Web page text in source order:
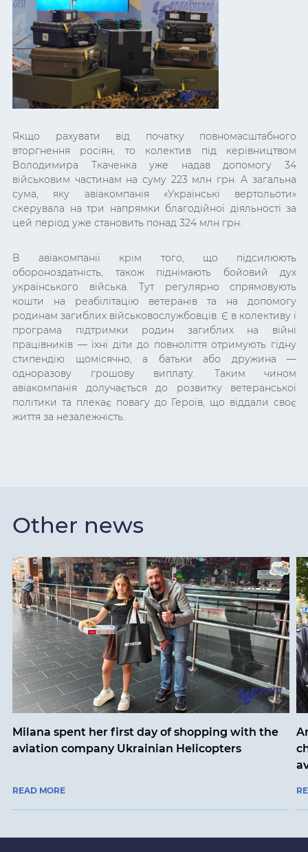
Якщо рахувати від початку повномасштабного
вторгнення росіян, то колектив під керівництвом
Володимира Ткаченка уже надав допомогу 34
військовим частинам на суму 223 млн грн. А загальна
сума, яку авіакомпанія «Українські вертольоти»
скерувала на три напрямки благодійної діяльності за
цей період уже становить понад 324 млн грн.
В авіакомпанії крім того, що підсилюють
обороноздатність, також піднімають бойовий дух
українського війська. Тут регулярно спрямовують
кошти на реабілітацію ветеранів та на допомогу
родинам загиблих військовослужбовців. Є в колективу і
програма підтримки родин загиблих на війні
працівників — їхні діти до повноліття отримують гідну
стипендію щомісячно, а батьки або дружина —
одноразову грошову виплату. Таким чином
авіакомпанія долучається до розвитку ветеранської
політики та плекає повагу до Героїв, що віддали своє
життя за незалежність.
Other news
Milana spent her first day of shopping with the
aviation company Ukrainian Helicopters
READ MORE